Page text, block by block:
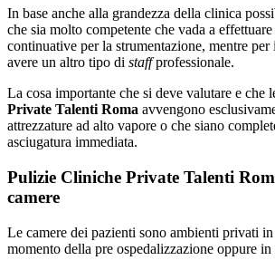
In base anche alla grandezza della clinica
che sia molto competente che vada a
continuative per la strumentazione, mentre
avere un altro tipo di staffprofessionale.
La cosa importante che si deve valutare e che
Private Talenti Roma avvengono
attrezzature ad alto vapore o che siano
asciugatura immediata.
Pulizie Cliniche Private Talenti
camere
Le camere dei pazienti sono ambienti privati in
momento della pre ospedalizzazione oppure